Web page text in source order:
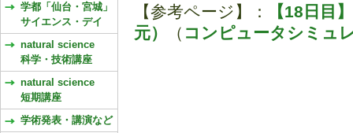
【参考ページ】：
【18日目
元）
（ コンピュータシミュ
学都「仙台・宮城」
サイエンス・デイ
natural science
科学・技術講座
natural science
短期講座
学術発表・講演など